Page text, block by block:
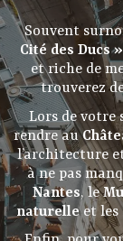
Souvent
Cité des Ducs »
et riche de
trouverez
Lors de votre
rendre au
l’architecture
à ne pas
Nantes, le
naturelleet les